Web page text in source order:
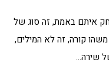
איתם באמת, זה סוג של
קורה, זה לא המילים,
שירה…